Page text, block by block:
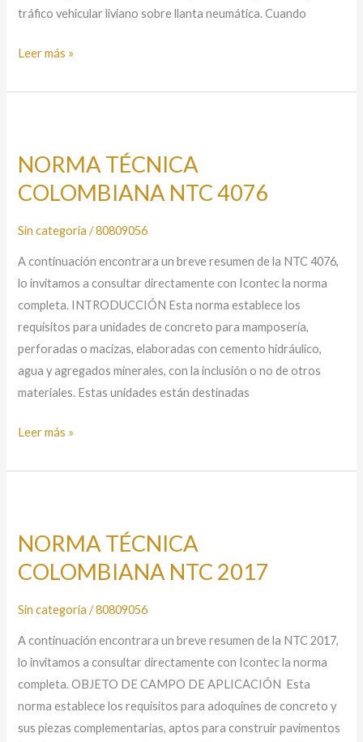
tráfico vehicular liviano sobre llanta neumática. Cuando
Leer más »
NORMA TÉCNICA
COLOMBIANA NTC 4076
Sin categoría /80809056
A continuación encontrara un breve resumen de la NTC 4076,
lo invitamos a consultar directamente con Icontec la norma
completa. INTRODUCCIÓN Esta norma establece los
requisitos para unidades de concreto para mamposería,
perforadas o macizas, elaboradas con cemento hidráulico,
agua y agregados minerales, con la inclusión o no de otros
materiales. Estas unidades están destinadas
COLOMBIANA
NTC
Leer más »
NORMA TÉCNICA
COLOMBIANA NTC 2017
Sin categoría /80809056
A continuación encontrara un breve resumen de la NTC 2017,
lo invitamos a consultar directamente con Icontec la norma
completa. OBJETO DE CAMPO DE APLICACIÓN Esta
norma establece los requisitos para adoquines de concreto y
sus piezas complementarias, aptos para construir pavimentos
COLOMBIANA
NTC